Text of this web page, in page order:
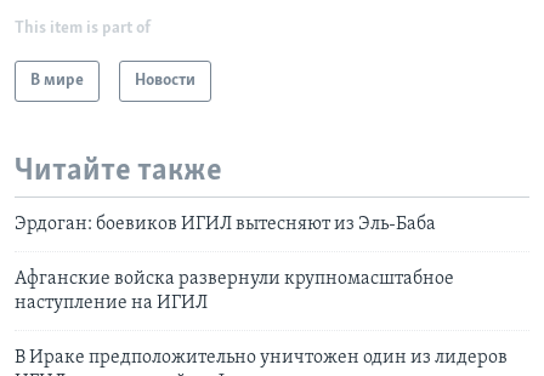
This item is part of
В мире Новости
Читайте также
Эрдоган: боевиков ИГИЛ вытесняют из Эль-Баба
Афганские войска развернули крупномасштабное
наступление на ИГИЛ
В Ираке предположительно уничтожен один из лидеров